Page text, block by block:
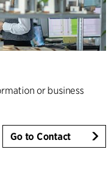
or business
Go to Contact